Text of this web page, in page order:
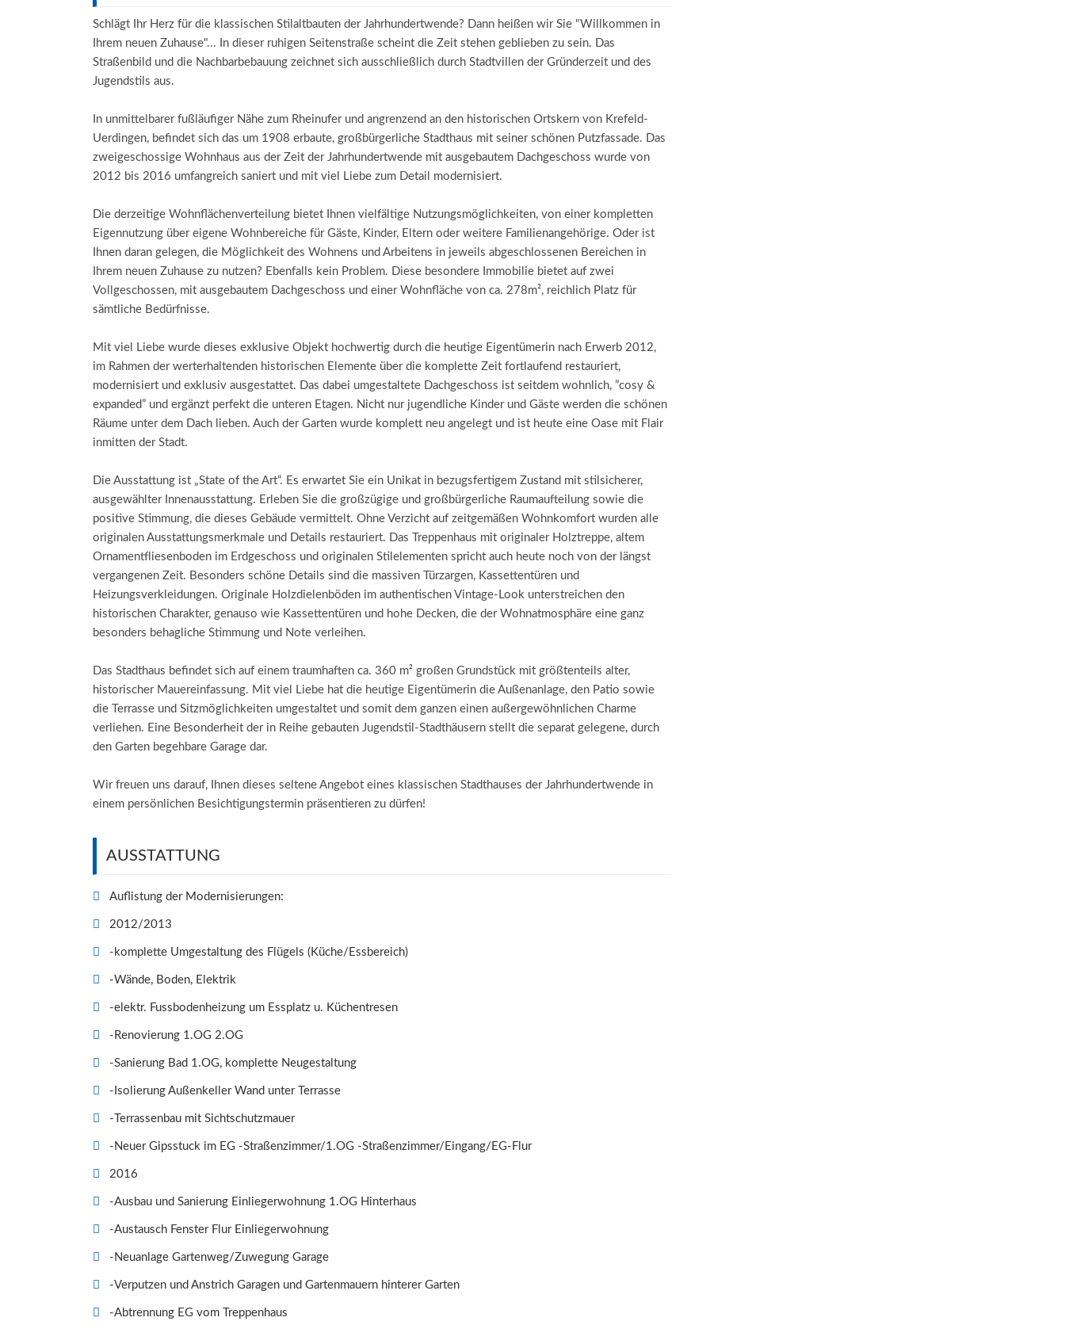
Schlägt Ihr Herz für die klassischen Stilaltbauten der Jahrhundertwende? Dann heißen wir Sie "Willkommen in
Ihrem neuen Zuhause"... In dieser ruhigen Seitenstraße scheint die Zeit stehen geblieben zu sein. Das
Straßenbild und die Nachbarbebauung zeichnet sich ausschließlich durch Stadtvillen der Gründerzeit und des
Jugendstils aus.
In unmittelbarer fußläufiger Nähe zum Rheinufer und angrenzend an den historischen Ortskern von Krefeld-
Uerdingen, befindet sich das um 1908 erbaute, großbürgerliche Stadthaus mit seiner schönen Putzfassade. Das
zweigeschossige Wohnhaus aus der Zeit der Jahrhundertwende mit ausgebautem Dachgeschoss wurde von
2012 bis 2016 umfangreich saniert und mit viel Liebe zum Detail modernisiert.
Die derzeitige Wohnflächenverteilung bietet Ihnen vielfältige Nutzungsmöglichkeiten, von einer kompletten
Eigennutzung über eigene Wohnbereiche für Gäste, Kinder, Eltern oder weitere Familienangehörige. Oder ist
Ihnen daran gelegen, die Möglichkeit des Wohnens und Arbeitens in jeweils abgeschlossenen Bereichen in
Ihrem neuen Zuhause zu nutzen? Ebenfalls kein Problem. Diese besondere Immobilie bietet auf zwei
Vollgeschossen, mit ausgebautem Dachgeschoss und einer Wohnfläche von ca. 278m², reichlich Platz für
sämtliche Bedürfnisse.
Mit viel Liebe wurde dieses exklusive Objekt hochwertig durch die heutige Eigentümerin nach Erwerb 2012,
im Rahmen der werterhaltenden historischen Elemente über die komplette Zeit fortlaufend restauriert,
modernisiert und exklusiv ausgestattet. Das dabei umgestaltete Dachgeschoss ist seitdem wohnlich, ”cosy &
expanded” und ergänzt perfekt die unteren Etagen. Nicht nur jugendliche Kinder und Gäste werden die schönen
Räume unter dem Dach lieben. Auch der Garten wurde komplett neu angelegt und ist heute eine Oase mit Flair
inmitten der Stadt.
Die Ausstattung ist „State of the Art“. Es erwartet Sie ein Unikat in bezugsfertigem Zustand mit stilsicherer,
ausgewählter Innenausstattung. Erleben Sie die großzügige und großbürgerliche Raumaufteilung sowie die
positive Stimmung, die dieses Gebäude vermittelt. Ohne Verzicht auf zeitgemäßen Wohnkomfort wurden alle
originalen Ausstattungsmerkmale und Details restauriert. Das Treppenhaus mit originaler Holztreppe, altem
Ornamentfliesenboden im Erdgeschoss und originalen Stilelementen spricht auch heute noch von der längst
vergangenen Zeit. Besonders schöne Details sind die massiven Türzargen, Kassettentüren und
Heizungsverkleidungen. Originale Holzdielenböden im authentischen Vintage-Look unterstreichen den
historischen Charakter, genauso wie Kassettentüren und hohe Decken, die der Wohnatmosphäre eine ganz
besonders behagliche Stimmung und Note verleihen.
Das Stadthaus befindet sich auf einem traumhaften ca. 360 m² großen Grundstück mit größtenteils alter,
historischer Mauereinfassung. Mit viel Liebe hat die heutige Eigentümerin die Außenanlage, den Patio sowie
die Terrasse und Sitzmöglichkeiten umgestaltet und somit dem ganzen einen außergewöhnlichen Charme
verliehen. Eine Besonderheit der in Reihe gebauten Jugendstil-Stadthäusern stellt die separat gelegene, durch
den Garten begehbare Garage dar.
Wir freuen uns darauf, Ihnen dieses seltene Angebot eines klassischen Stadthauses der Jahrhundertwende in
einem persönlichen Besichtigungstermin präsentieren zu dürfen!
AUSSTATTUNG
Auflistung der Modernisierungen:
2012/2013
-komplette Umgestaltung des Flügels (Küche/Essbereich)
-Wände, Boden, Elektrik
-elektr. Fussbodenheizung um Essplatz u. Küchentresen
-Renovierung 1.OG 2.OG
-Sanierung Bad 1.OG, komplette Neugestaltung
-Isolierung Außenkeller Wand unter Terrasse
-Terrassenbau mit Sichtschutzmauer
-Neuer Gipsstuck im EG -Straßenzimmer/1.OG -Straßenzimmer/Eingang/EG-Flur
2016
-Ausbau und Sanierung Einliegerwohnung 1.OG Hinterhaus
-Austausch Fenster Flur Einliegerwohnung
-Neuanlage Gartenweg/Zuwegung Garage
-Verputzen und Anstrich Garagen und Gartenmauern hinterer Garten
-Abtrennung EG vom Treppenhaus